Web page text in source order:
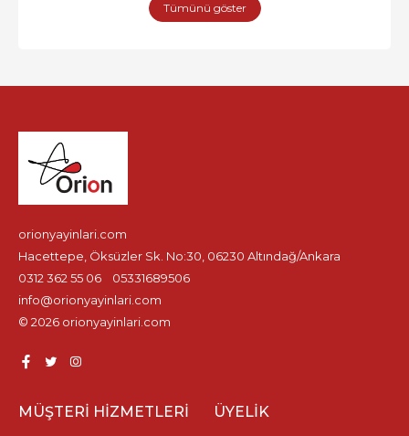
Tümünü göster
orionyayinlari.com
Hacettepe, Öksüzler Sk. No:30, 06230 Altındağ/Ankara
0312 362 55 06
05331689506
info@orionyayinlari.com
© 2026 orionyayinlari.com
MÜŞTERI HIZMETLERI ÜYELIK